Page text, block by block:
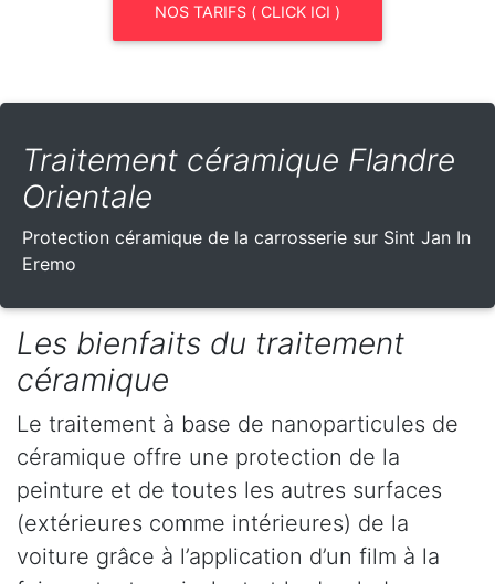
NOS TARIFS ( CLICK ICI )
Traitement céramique Flandre
Orientale
Protection céramique de la carrosserie sur Sint Jan In
Eremo
Les bienfaits du traitement
céramique
Le traitement à base de nanoparticules de
céramique offre une protection de la
peinture et de toutes les autres surfaces
(extérieures comme intérieures) de la
voiture grâce à l’application d’un film à la